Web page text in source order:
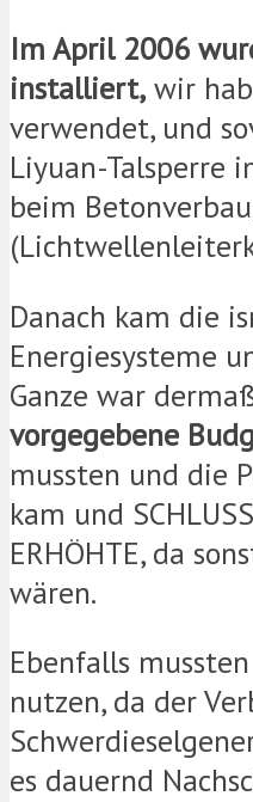
Im April 2006
installiert,wir
verwendet, und
Liyuan-Talsperre
beim
Danach kam die
Energiesysteme
Ganze war
vorgegebene
mussten und die
kam und
ERHÖHTE, da
wären.
Ebenfalls
nutzen, da der
es dauernd